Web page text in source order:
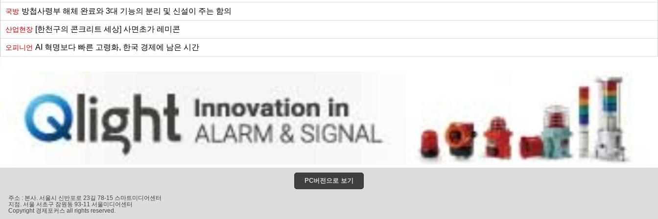
국방 방첩사령부 해체 완료와 3대 기능의 분리 및 신설이 주는 함의
산업현장 [한천구의 콘크리트 세상] 사면초가 레미콘
오피니언 AI 혁명보다 빠른 고령화, 한국 경제에 남은 시간
PC버전으로 보기
주소 : 본사. 서울시 신반포로 23길 78-15 스마트미디어센터
지점. 서울 서초구 잠원동 93-11 서울미디어센터
Copyright 경제포커스 all rights reserved.